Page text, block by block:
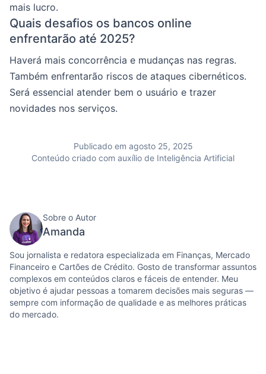
mais lucro.
Quais desafios os bancos online
enfrentarão até 2025?
Haverá mais concorrência e mudanças nas regras.
Também enfrentarão riscos de ataques cibernéticos.
Será essencial atender bem o usuário e trazer
novidades nos serviços.
Publicado em agosto 25, 2025
Conteúdo criado com auxílio de Inteligência Artificial
Sobre o Autor
Amanda
Sou jornalista e redatora especializada em Finanças, Mercado
Financeiro e Cartões de Crédito. Gosto de transformar assuntos
complexos em conteúdos claros e fáceis de entender. Meu
objetivo é ajudar pessoas a tomarem decisões mais seguras —
sempre com informação de qualidade e as melhores práticas
do mercado.